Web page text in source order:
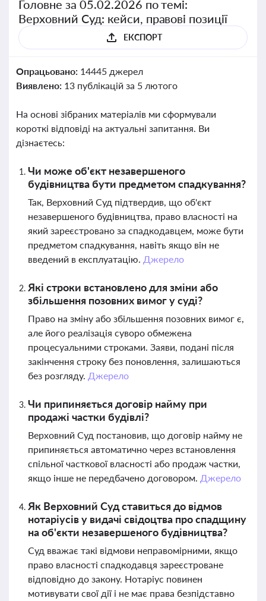
Головне за 05.02.2026 по темі:
Верховний Суд: кейси, правові позиції
ЕКСПОРТ
Опрацьовано: 14445 джерел
Виявлено: 13 публікацій за 5 лютого
На основі зібраних матеріалів ми сформували
короткі відповіді на актуальні запитання. Ви
дізнаєтесь:
Чи може об'єкт незавершеного
будівництва бути предметом спадкування?
Так, Верховний Суд підтвердив, що об'єкт
незавершеного будівництва, право власності на
який зареєстровано за спадкодавцем, може бути
предметом спадкування, навіть якщо він не
введений в експлуатацію. Джерело
Які строки встановлено для зміни або
збільшення позовних вимог у суді?
Право на зміну або збільшення позовних вимог є,
але його реалізація суворо обмежена
процесуальними строками. Заяви, подані після
закінчення строку без поновлення, залишаються
без розгляду. Джерело
Чи припиняється договір найму при
продажі частки будівлі?
Верховний Суд постановив, що договір найму не
припиняється автоматично через встановлення
спільної часткової власності або продаж частки,
якщо інше не передбачено договором. Джерело
Як Верховний Суд ставиться до відмов
нотаріусів у видачі свідоцтва про спадщину
на об'єкти незавершеного будівництва?
Суд вважає такі відмови неправомірними, якщо
право власності спадкодавця зареєстроване
відповідно до закону. Нотаріус повинен
мотивувати свої дії і не має права безпідставно